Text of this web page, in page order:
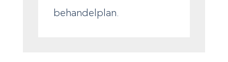
behandelplan.